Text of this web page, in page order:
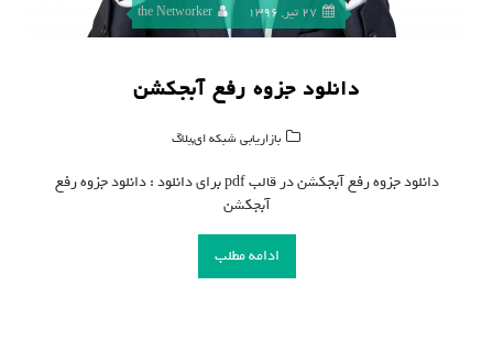
27 تیر, 1396 the Networker
دانلود جزوه رفع آبجکشن
بازاریابی شبکه ای,بلاگ
دانلود جزوه رفع آبجکشن در قالب pdf برای دانلود : دانلود جزوه رفع
آبجکشن
ادامه مطلب